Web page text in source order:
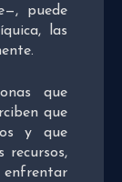
puede
las
que
que
y que
recursos,